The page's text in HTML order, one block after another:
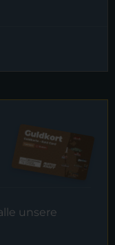
unsere